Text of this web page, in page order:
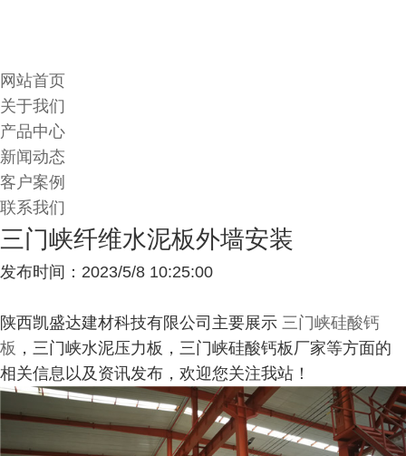
网站首页
关于我们
产品中心
新闻动态
客户案例
联系我们
三门峡纤维水泥板外墙安装
发布时间：2023/5/8 10:25:00
陕西凯盛达建材科技有限公司主要展示 三门峡硅酸钙
板 ，三门峡水泥压力板，三门峡硅酸钙板厂家等方面的
相关信息以及资讯发布，欢迎您关注我站！